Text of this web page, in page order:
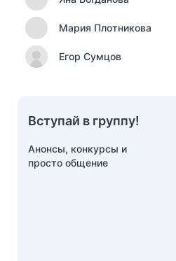
Мария Плотникова
Егор Сумцов
Вступай в группу!
Анонсы, конкурсы и
просто общение